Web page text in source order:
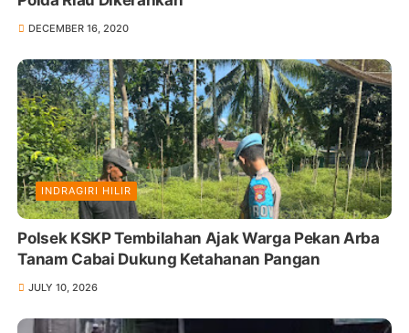
DECEMBER 16, 2020
INDRAGIRI HILIR
Polsek KSKP Tembilahan Ajak Warga Pekan Arba
Tanam Cabai Dukung Ketahanan Pangan
JULY 10, 2026